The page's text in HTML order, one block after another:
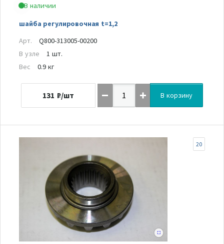
В наличии
шайба регулировочная t=1,2
Арт.
Q800-313005-00200
В узле
1 шт.
Вес
0.9 кг
131 ₽/шт В корзину
20